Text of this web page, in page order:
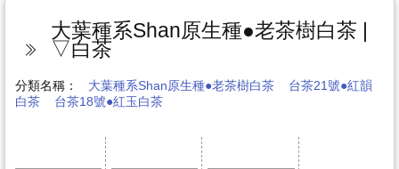
大葉種系Shan原生種●老茶樹白茶 |
▽白茶
分類名稱： 大葉種系Shan原生種●老茶樹白茶
台茶21號●紅韻
白茶
台茶18號●紅玉白茶